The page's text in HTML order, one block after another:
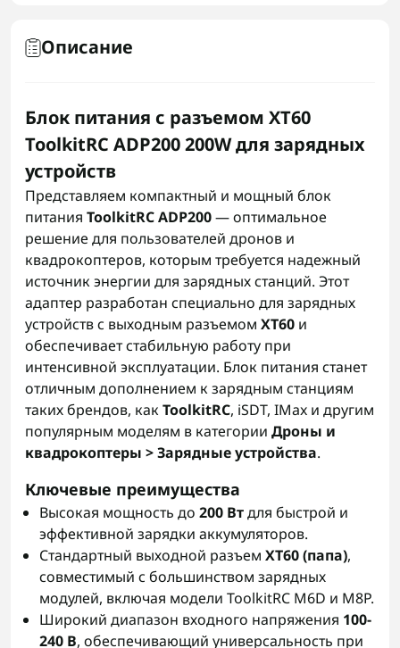
Описание
Блок питания с разъемом XT60
ToolkitRC ADP200 200W для зарядных
устройств
Представляем компактный и мощный блок
питания ToolkitRC ADP200— оптимальное
решение для пользователей дронов и
квадрокоптеров, которым требуется надежный
источник энергии для зарядных станций. Этот
адаптер разработан специально для зарядных
устройств с выходным разъемом XT60 и
обеспечивает стабильную работу при
интенсивной эксплуатации. Блок питания станет
отличным дополнением к зарядным станциям
таких брендов, какToolkitRC, iSDT, IMax и другим
популярным моделям в категории Дроны и
квадрокоптеры > Зарядные устройства.
Ключевые преимущества
Высокая мощность до 200 Втдля быстрой и
эффективной зарядки аккумуляторов.
Стандартный выходной разъем XT60 (папа),
совместимый с большинством зарядных
модулей, включая модели ToolkitRC M6D и M8P.
Широкий диапазон входного напряжения 100-
240 В, обеспечивающий универсальность при